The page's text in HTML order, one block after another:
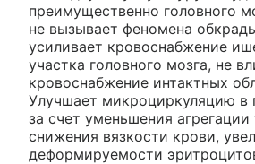
преимущественно головного
не вызывает феномена
усиливает кровоснабжение
участка головного мозга, не
кровоснабжение интактных
Улучшает микроциркуляцию в
за счет уменьшения
снижения вязкости крови,
деформируемости